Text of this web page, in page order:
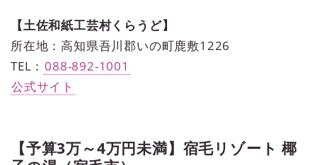
【土佐和紙工芸村くらうど】
所在地：高知県吾川郡いの町鹿敷1226
TEL： 088-892-1001
公式サイト
【予算3万～4万円未満】宿毛リゾート 椰